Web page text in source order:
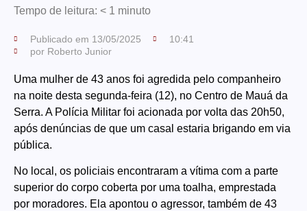
Tempo de leitura: < 1 minuto
Publicado em 13/05/2025
10:41
por Roberto Junior
Uma mulher de 43 anos foi agredida pelo companheiro
na noite desta segunda-feira (12), no Centro de Mauá da
Serra. A Polícia Militar foi acionada por volta das 20h50,
após denúncias de que um casal estaria brigando em via
pública.
No local, os policiais encontraram a vítima com a parte
superior do corpo coberta por uma toalha, emprestada
por moradores. Ela apontou o agressor, também de 43